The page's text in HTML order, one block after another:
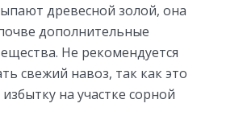
древесной золой, она
дополнительные
Не рекомендуется
свежий навоз, так как это
на участке сорной